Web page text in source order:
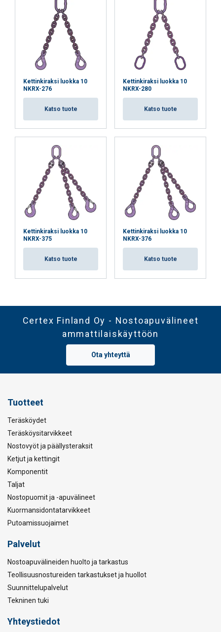
Kettinkiraksi luokka 10
NKRX-276
Katso tuote
Kettinkiraksi luokka 10
NKRX-280
Katso tuote
Kettinkiraksi luokka 10
NKRX-375
Katso tuote
Kettinkiraksi luokka 10
NKRX-376
Katso tuote
Certex Finland Oy - Nostoapuvälineet
ammattilaiskäyttöön
Ota yhteyttä
Tuotteet
Teräsköydet
Teräsköysitarvikkeet
Nostovyöt ja päällysteraksit
Ketjut ja kettingit
Komponentit
Taljat
Nostopuomit ja -apuvälineet
Kuormansidontatarvikkeet
Putoamissuojaimet
Palvelut
Nostoapuvälineiden huolto ja tarkastus
Teollisuusnostureiden tarkastukset ja huollot
Suunnittelupalvelut
Tekninen tuki
Yhteystiedot